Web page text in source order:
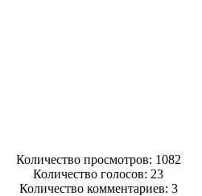
Количество просмотров: 1082
Количество голосов: 23
Количество комментариев: 3